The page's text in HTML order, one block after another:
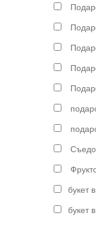
букет
букет